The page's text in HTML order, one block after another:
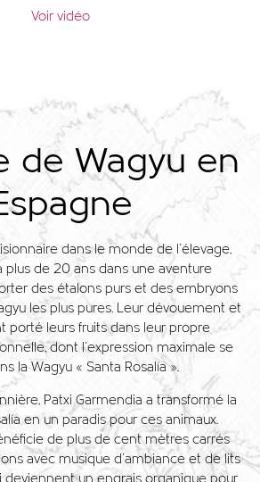
Voir vidéo
de Wagyu en
dans le monde de l'élevage,
plus de 20 ans dans une aventure
des étalons purs et des embryons
les plus pures. Leur dévouement et
porté leurs fruits dans leur propre
dont l'expression maximale se
la Wagyu « Santa Rosalía ».
Patxi Garmendia a transformé la
en un paradis pour ces animaux.
de plus de cent mètres carrés
avec musique d'ambiance et de lits
deviennent un engrais organique pour